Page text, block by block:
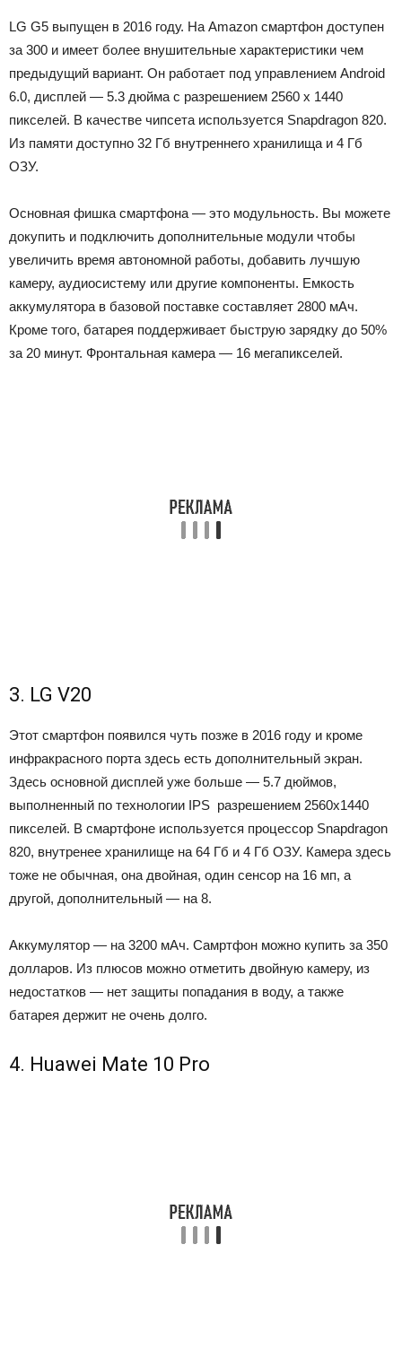
LG G5 выпущен в 2016 году. На Amazon смартфон доступен
за 300 и имеет более внушительные характеристики чем
предыдущий вариант. Он работает под управлением Android
6.0, дисплей — 5.3 дюйма с разрешением 2560 x 1440
пикселей. В качестве чипсета используется Snapdragon 820.
Из памяти доступно 32 Гб внутреннего хранилища и 4 Гб
ОЗУ.
Основная фишка смартфона — это модульность. Вы можете
докупить и подключить дополнительные модули чтобы
увеличить время автономной работы, добавить лучшую
камеру, аудиосистему или другие компоненты. Емкость
аккумулятора в базовой поставке составляет 2800 мАч.
Кроме того, батарея поддерживает быструю зарядку до 50%
за 20 минут. Фронтальная камера — 16 мегапикселей.
3. LG V20
Этот смартфон появился чуть позже в 2016 году и кроме
инфракрасного порта здесь есть дополнительный экран.
Здесь основной дисплей уже больше — 5.7 дюймов,
выполненный по технологии IPS разрешением 2560х1440
пикселей. В смартфоне используется процессор Snapdragon
820, внутренее хранилище на 64 Гб и 4 Гб ОЗУ. Камера здесь
тоже не обычная, она двойная, один сенсор на 16 мп, а
другой, дополнительный — на 8.
Аккумулятор — на 3200 мАч. Самртфон можно купить за 350
долларов. Из плюсов можно отметить двойную камеру, из
недостатков — нет защиты попадания в воду, а также
батарея держит не очень долго.
4. Huawei Mate 10 Pro